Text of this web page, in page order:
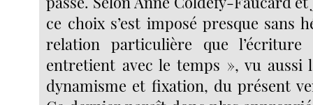
ce choix s’est imposé presque sans
relation particulière que
entretient avec le temps », vu aussi
dynamisme et fixation, du présent